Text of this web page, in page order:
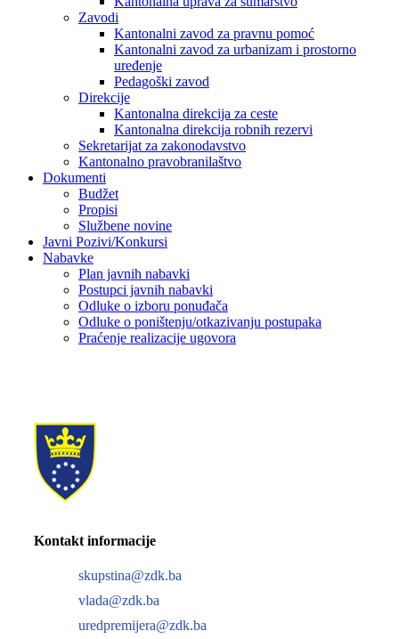
Zavodi
Kantonalni zavod za pravnu pomoć
Kantonalni zavod za urbanizam i prostorno
uređenje
Pedagoški zavod
Direkcije
Kantonalna direkcija za ceste
Kantonalna direkcija robnih rezervi
Sekretarijat za zakonodavstvo
Kantonalno pravobranilaštvo
Dokumenti
Budžet
Propisi
Službene novine
Javni Pozivi/Konkursi
Nabavke
Plan javnih nabavki
Postupci javnih nabavki
Odluke o izboru ponuđača
Odluke o poništenju/otkazivanju postupaka
Praćenje realizacije ugovora
Kontakt informacije
skupstina@zdk.ba
vlada@zdk.ba
uredpremijera@zdk.ba